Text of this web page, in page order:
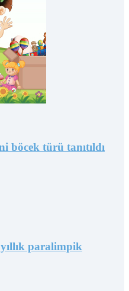
böcek türü tanıtıldı
paralimpik